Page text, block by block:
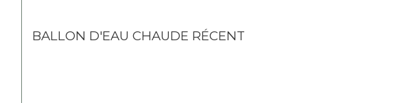
BALLON D'EAU CHAUDE RÉCENT